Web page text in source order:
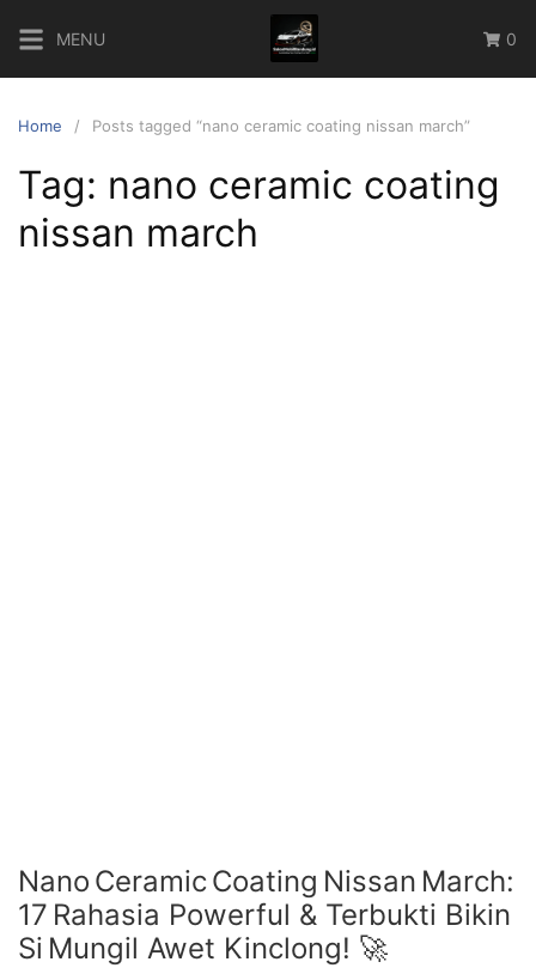
content
MENU 0
Home Posts tagged “nano ceramic coating nissan march”
Tag: nano ceramic coating
nissan march
Nano Ceramic Coating Nissan March:
17 Rahasia Powerful & Terbukti Bikin
Si Mungil Awet Kinclong! 🚀